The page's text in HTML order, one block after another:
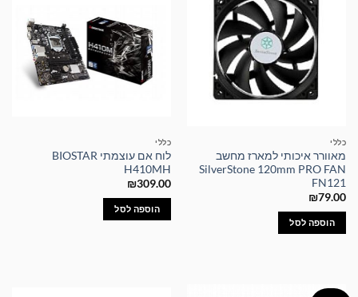
כללי
מאוורר איכותי למארז מחשב
SilverStone 120mm PRO FAN
FN121
₪79.00
הוספה לסל
כללי
לוח אם עוצמתי BIOSTAR
H410MH
₪309.00
הוספה לסל